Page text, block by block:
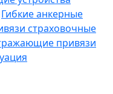
Гибкие анкерные
страховочные
привязи